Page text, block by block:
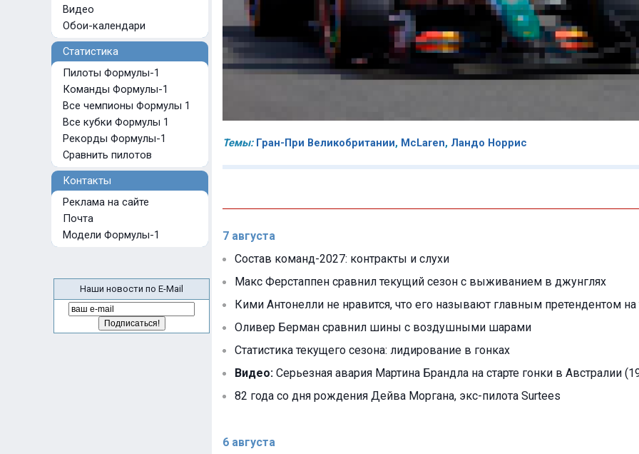
Видео
Обои-календари
Статистика
Пилоты Формулы-1
Команды Формулы-1
Все чемпионы Формулы 1
Все кубки Формулы 1
Рекорды Формулы-1
Сравнить пилотов
Контакты
Реклама на сайте
Почта
Модели Формулы-1
Наши новости по E-Mail
Темы: Гран-При Великобритании, McLaren, Ландо Норрис
7 августа
Состав команд-2027: контракты и слухи
Макс Ферстаппен сравнил текущий сезон с выживанием в джунглях
Кими Антонелли не нравится, что его называют главным претендентом на
Оливер Берман сравнил шины с воздушными шарами
Статистика текущего сезона: лидирование в гонках
Видео: Серьезная авария Мартина Брандла на старте гонки в Австралии
82 года со дня рождения Дейва Моргана, экс-пилота Surtees
6 августа